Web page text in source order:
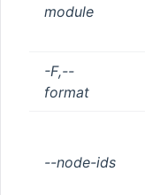
module
-F,--
format
--node-ids